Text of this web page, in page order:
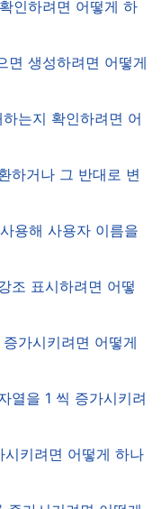
인하려면 어떻게 하
면 생성하려면 어떻게
는지 확인하려면 어
하거나 그 반대로 변
용해 사용자 이름을
조 표시하려면 어떻
가시키려면 어떻게
열을 1 씩 증가시키려
키려면 어떻게 하나